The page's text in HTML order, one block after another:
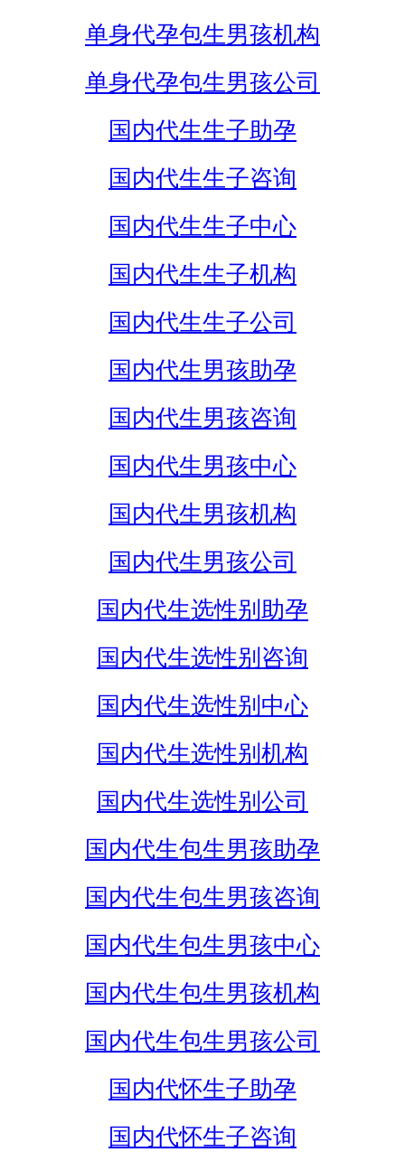
单身代孕包生男孩机构
单身代孕包生男孩公司
国内代生生子助孕
国内代生生子咨询
国内代生生子中心
国内代生生子机构
国内代生生子公司
国内代生男孩助孕
国内代生男孩咨询
国内代生男孩中心
国内代生男孩机构
国内代生男孩公司
国内代生选性别助孕
国内代生选性别咨询
国内代生选性别中心
国内代生选性别机构
国内代生选性别公司
国内代生包生男孩助孕
国内代生包生男孩咨询
国内代生包生男孩中心
国内代生包生男孩机构
国内代生包生男孩公司
国内代怀生子助孕
国内代怀生子咨询